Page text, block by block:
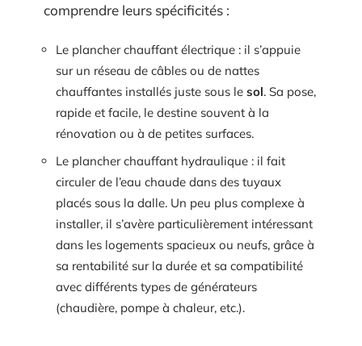
comprendre leurs spécificités :
Le plancher chauffant électrique : il s’appuie
sur un réseau de câbles ou de nattes
chauffantes installés juste sous le sol. Sa pose,
rapide et facile, le destine souvent à la
rénovation ou à de petites surfaces.
Le plancher chauffant hydraulique : il fait
circuler de l’eau chaude dans des tuyaux
placés sous la dalle. Un peu plus complexe à
installer, il s’avère particulièrement intéressant
dans les logements spacieux ou neufs, grâce à
sa rentabilité sur la durée et sa compatibilité
avec différents types de générateurs
(chaudière, pompe à chaleur, etc.).